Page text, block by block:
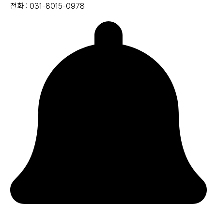
전화 : 031-8015-0978